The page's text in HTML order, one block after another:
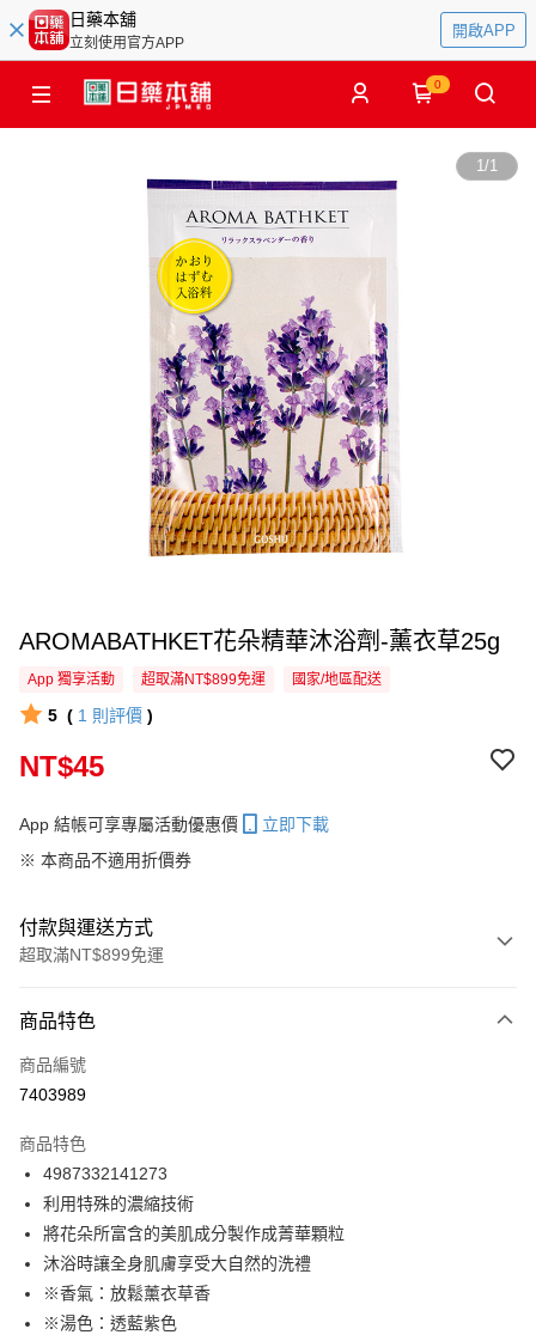
日藥本舖
立刻使用官方APP
開啟APP
0
1/1
AROMABATHKET花朵精華沐浴劑-薰衣草25g
App 獨享活動 超取滿NT$899免運 國家/地區配送
5 ( 1 則評價 )
NT$45
App 結帳可享專屬活動優惠價
立即下載
※ 本商品不適用折價券
付款與運送方式
超取滿NT$899免運
信用卡一次付款
信用卡分期付款
合作金庫商業銀行
華南商業銀行
上海商業儲蓄銀行
國泰世華商業銀行
兆豐國際商業銀行
臺灣中小企業銀行
台中商業銀行
匯豐（台灣）商業銀行
聯邦商業銀行
元大商業銀行
LINE Pay
Apple Pay
街口支付
商品特色
商品編號
7403989
商品特色
4987332141273
利用特殊的濃縮技術
將花朵所富含的美肌成分製作成菁華顆粒
沐浴時讓全身肌膚享受大自然的洗禮
※香氣：放鬆薰衣草香
※湯色：透藍紫色